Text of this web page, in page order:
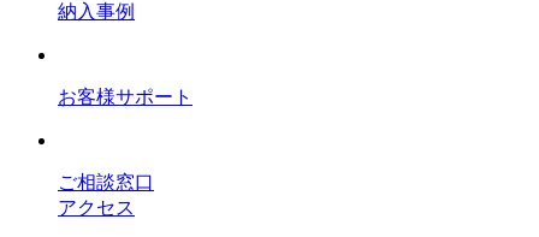
納入事例
お客様サポート
ご相談窓口
アクセス